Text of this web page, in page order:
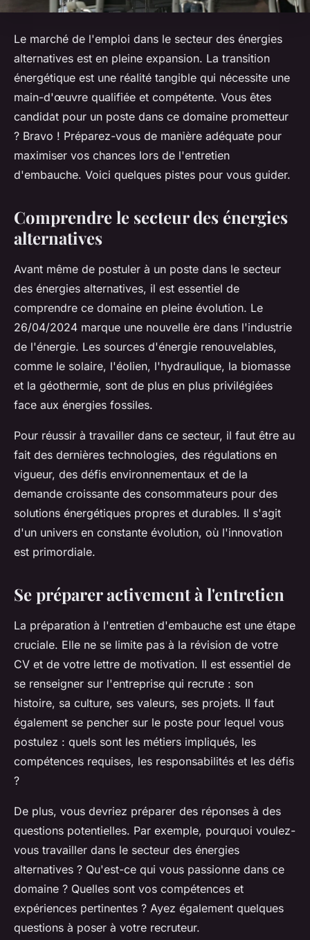
Le marché de l'emploi dans le secteur des énergies
alternatives est en pleine expansion. La transition
énergétique est une réalité tangible qui nécessite une
main-d'œuvre qualifiée et compétente. Vous êtes
candidat pour un poste dans ce domaine prometteur
? Bravo ! Préparez-vous de manière adéquate pour
maximiser vos chances lors de l'entretien
d'embauche. Voici quelques pistes pour vous guider.
Comprendre le secteur des énergies
alternatives
Avant même de postuler à un poste dans le secteur
des énergies alternatives, il est essentiel de
comprendre ce domaine en pleine évolution. Le
26/04/2024 marque une nouvelle ère dans l'industrie
de l'énergie. Les sources d'énergie renouvelables,
comme le solaire, l'éolien, l'hydraulique, la biomasse
et la géothermie, sont de plus en plus privilégiées
face aux énergies fossiles.
Pour réussir à travailler dans ce secteur, il faut être au
fait des dernières technologies, des régulations en
vigueur, des défis environnementaux et de la
demande croissante des consommateurs pour des
solutions énergétiques propres et durables. Il s'agit
d'un univers en constante évolution, où l'innovation
est primordiale.
Se préparer activement à l'entretien
La préparation à l'entretien d'embauche est une étape
cruciale. Elle ne se limite pas à la révision de votre
CV et de votre lettre de motivation. Il est essentiel de
se renseigner sur l'entreprise qui recrute : son
histoire, sa culture, ses valeurs, ses projets. Il faut
également se pencher sur le poste pour lequel vous
postulez : quels sont les métiers impliqués, les
compétences requises, les responsabilités et les défis
?
De plus, vous devriez préparer des réponses à des
questions potentielles. Par exemple, pourquoi voulez-
vous travailler dans le secteur des énergies
alternatives ? Qu'est-ce qui vous passionne dans ce
domaine ? Quelles sont vos compétences et
expériences pertinentes ? Ayez également quelques
questions à poser à votre recruteur.